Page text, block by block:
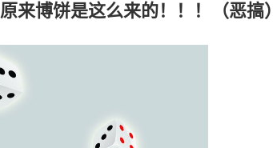
原来博饼是这么来的！！！（恶搞）